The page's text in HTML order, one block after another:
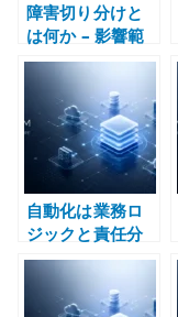
障害切り分けと
は何か – 影響範
囲から構造を読
む
自動化は業務ロ
ジックと責任分
界を透明にする –
効率化の前に構
造を定義する